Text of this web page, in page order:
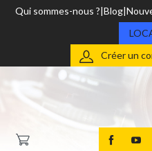
Qui sommes-nous ? Blog
Créer un